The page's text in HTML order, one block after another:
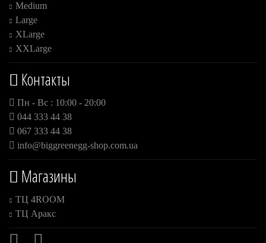
Medium
Large
XLarge
XXLarge
Контакты
Пн - Вс : 10:00 - 20:00
044 333 44 38
067 333 44 38
info@biggreenegg-shop.com.ua
Магазины
ТЦ 4ROOM
ТЦ Аракс